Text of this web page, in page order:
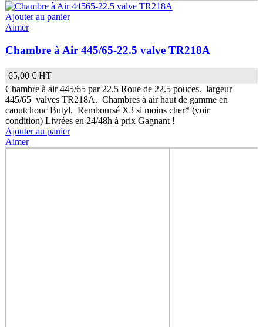
Ajouter au panier
Aimer
Chambre à Air 445/65-22.5 valve TR218A
65,00 € HT
Chambre à air 445/65 par 22,5 Roue de 22.5 pouces. largeur
445/65 valves TR218A. Chambres à air haut de gamme en
caoutchouc Butyl. Remboursé X3 si moins cher* (voir
condition) Livrées en 24/48h à prix Gagnant !
Ajouter au panier
Aimer